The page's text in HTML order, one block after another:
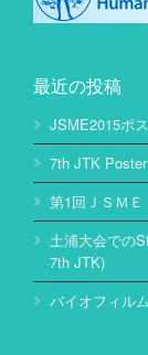
最近の投稿
JSME2015ポ
7th JTK
第1回ＪＳＭ
土浦大会での
7th JTK)
バイオフィル